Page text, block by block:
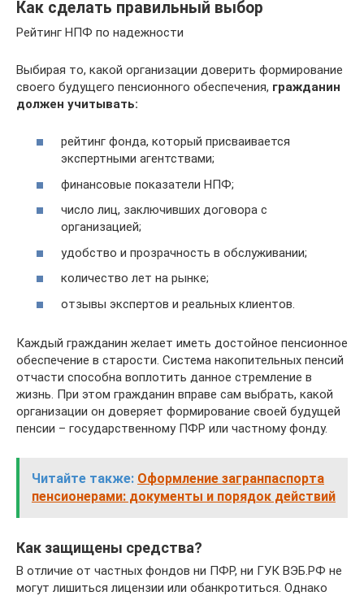
Как сделать правильный выбор
Рейтинг НПФ по надежности
Выбирая то, какой организации доверить формирование
своего будущего пенсионного обеспечения, гражданин
должен учитывать:
рейтинг фонда, который присваивается
экспертными агентствами;
финансовые показатели НПФ;
число лиц, заключивших договора с
организацией;
удобство и прозрачность в обслуживании;
количество лет на рынке;
отзывы экспертов и реальных клиентов.
Каждый гражданин желает иметь достойное пенсионное
обеспечение в старости. Система накопительных пенсий
отчасти способна воплотить данное стремление в
жизнь. При этом гражданин вправе сам выбрать, какой
организации он доверяет формирование своей будущей
пенсии – государственному ПФР или частному фонду.
Читайте также: Оформление загранпаспорта
пенсионерами: документы и порядок действий
Как защищены средства?
В отличие от частных фондов ни ПФР, ни ГУК ВЭБ.РФ не
могут лишиться лицензии или обанкротиться. Однако